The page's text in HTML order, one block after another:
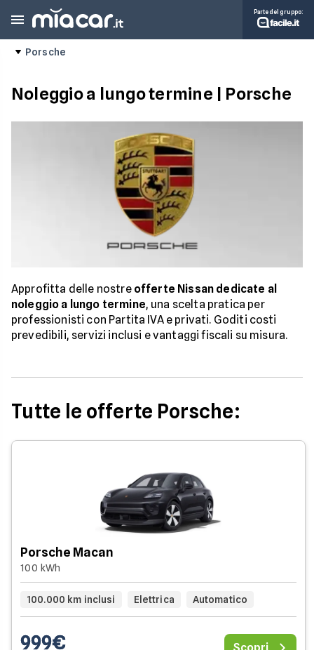
Parte del gruppo:
Porsche
Noleggio a lungo termine | Porsche
Approfitta delle nostre offerte Nissan dedicate al
noleggio a lungo termine, una scelta pratica per
professionisti con Partita IVA e privati. Goditi costi
prevedibili, servizi inclusi e vantaggi fiscali su misura.
Tutte le offerte Porsche:
Porsche Macan
100 kWh
100.000 km inclusi Elettrica Automatico
999€